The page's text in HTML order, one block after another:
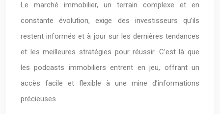
Le marché immobilier, un terrain complexe et en
constante évolution, exige des investisseurs qu’ils
restent informés et à jour sur les dernières tendances
et les meilleures stratégies pour réussir. C’est là que
les podcasts immobiliers entrent en jeu, offrant un
accès facile et flexible à une mine d’informations
précieuses.